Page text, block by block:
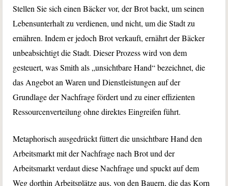
Stellen Sie sich einen Bäcker vor, der Brot backt, um seinen
Lebensunterhalt zu verdienen, und nicht, um die Stadt zu
ernähren. Indem er jedoch Brot verkauft, ernährt der Bäcker
unbeabsichtigt die Stadt. Dieser Prozess wird von dem
gesteuert, was Smith als „unsichtbare Hand“ bezeichnet, die
das Angebot an Waren und Dienstleistungen auf der
Grundlage der Nachfrage fördert und zu einer effizienten
Ressourcenverteilung ohne direktes Eingreifen führt.
Metaphorisch ausgedrückt füttert die unsichtbare Hand den
Arbeitsmarkt mit der Nachfrage nach Brot und der
Arbeitsmarkt verdaut diese Nachfrage und spuckt auf dem
Weg dorthin Arbeitsplätze aus, von den Bauern, die das Korn